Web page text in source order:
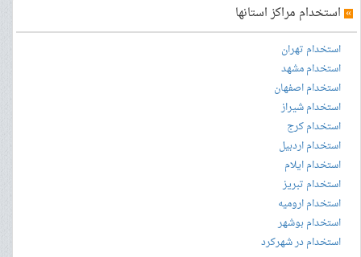
» استخدام مراکز استانها
استخدام تهران
استخدام مشهد
استخدام اصفهان
استخدام شیراز
استخدام کرج
استخدام اردبیل
استخدام ایلام
استخدام تبریز
استخدام ارومیه
استخدام بوشهر
استخدام در شهرکرد